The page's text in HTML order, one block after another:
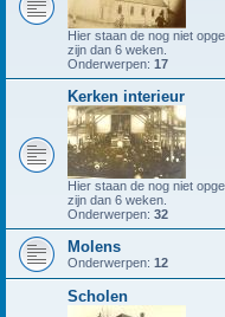
Hier staan de nog niet
zijn dan 6 weken.
Onderwerpen: 17
Kerken interieur
Hier staan de nog niet
zijn dan 6 weken.
Onderwerpen: 32
Molens
Onderwerpen: 12
Scholen